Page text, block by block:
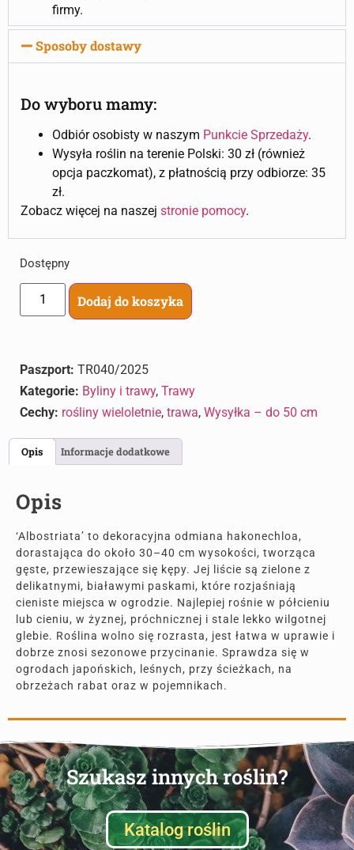
firmy.
Sposoby dostawy
Do wyboru mamy:
Odbiór osobisty w naszym Punkcie Sprzedaży.
Wysyła roślin na terenie Polski: 30 zł (również
opcja paczkomat), z płatnością przy odbiorze: 35
zł.
Zobacz więcej na naszej stronie pomocy.
Dostępny
Dodaj do koszyka
Paszport: TR040/2025
Kategorie: Byliny i trawy, Trawy
Cechy: rośliny wieloletnie, trawa, Wysyłka – do 50 cm
Opis Informacje dodatkowe
Opis
‘Albostriata’ to dekoracyjna odmiana hakonechloa,
dorastająca do około 30–40 cm wysokości, tworząca
gęste, przewieszające się kępy. Jej liście są zielone z
delikatnymi, białawymi paskami, które rozjaśniają
cieniste miejsca w ogrodzie. Najlepiej rośnie w półcieniu
lub cieniu, w żyznej, próchnicznej i stale lekko wilgotnej
glebie. Roślina wolno się rozrasta, jest łatwa w uprawie i
dobrze znosi sezonowe przycinanie. Sprawdza się w
ogrodach japońskich, leśnych, przy ścieżkach, na
obrzeżach rabat oraz w pojemnikach.
Szukasz innych roślin?
Katalog roślin